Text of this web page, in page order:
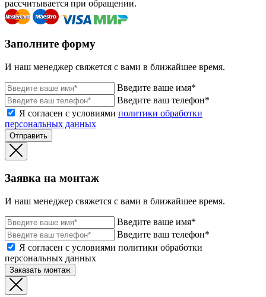
рассчитывается при обращении.
Заполните форму
И наш менеджер свяжется с вами в ближайшее время.
Введите ваше имя*
Введите ваш телефон*
Я согласен с условиями политики обработки
персональных данных
Отправить
Заявка на монтаж
И наш менеджер свяжется с вами в ближайшее время.
Введите ваше имя*
Введите ваш телефон*
Я согласен с условиями политики обработки
персональных данных
Заказать монтаж